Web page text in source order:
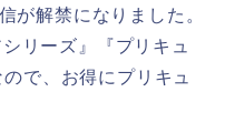
が解禁になりました。
リーズ』『プリキュ
で、お得にプリキュ